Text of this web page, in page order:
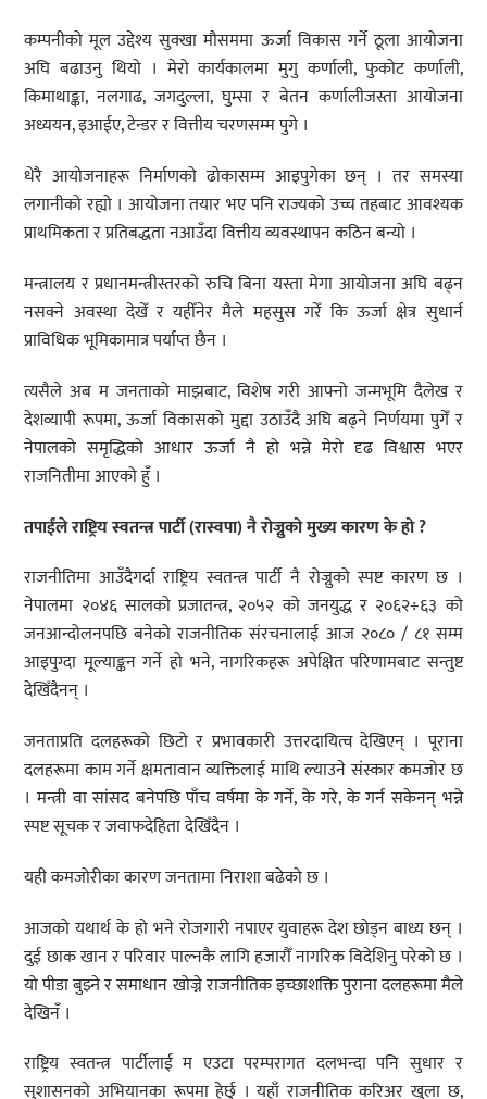
कम्पनीको मूल उद्देश्य सुक्खा मौसममा ऊर्जा विकास गर्ने ठूला आयोजना
अघि बढाउनु थियो । मेरो कार्यकालमा मुगु कर्णाली, फुकोट कर्णाली,
किमाथाङ्का, नलगाढ, जगदुल्ला, घुम्सा र बेतन कर्णालीजस्ता आयोजना
अध्ययन, इआईए, टेन्डर र वित्तीय चरणसम्म पुगे ।
धेरै आयोजनाहरू निर्माणको ढोकासम्म आइपुगेका छन् । तर समस्या
लगानीको रह्यो । आयोजना तयार भए पनि राज्यको उच्च तहबाट आवश्यक
प्राथमिकता र प्रतिबद्धता नआउँदा वित्तीय व्यवस्थापन कठिन बन्यो ।
मन्त्रालय र प्रधानमन्त्रीस्तरको रुचि बिना यस्ता मेगा आयोजना अघि बढ्न
नसक्ने अवस्था देखेँ र यहीँनेर मैले महसुस गरेँ कि ऊर्जा क्षेत्र सुधार्न
प्राविधिक भूमिकामात्र पर्याप्त छैन ।
त्यसैले अब म जनताको माझबाट, विशेष गरी आफ्नो जन्मभूमि दैलेख र
देशव्यापी रूपमा, ऊर्जा विकासको मुद्दा उठाउँदै अघि बढ्ने निर्णयमा पुगेँ र
नेपालको समृद्धिको आधार ऊर्जा नै हो भन्ने मेरो दृढ विश्वास भएर
राजनितीमा आएको हुँ ।
तपाईंले राष्ट्रिय स्वतन्त्र पार्टी (रास्वपा) नै रोज्नुको मुख्य कारण के हो ?
राजनीतिमा आउँदैगर्दा राष्ट्रिय स्वतन्त्र पार्टी नै रोज्नुको स्पष्ट कारण छ ।
नेपालमा २०४६ सालको प्रजातन्त्र, २०५२ को जनयुद्ध र २०६२÷६३ को
जनआन्दोलनपछि बनेको राजनीतिक संरचनालाई आज २०८० / ८१ सम्म
आइपुग्दा मूल्याङ्कन गर्ने हो भने, नागरिकहरू अपेक्षित परिणामबाट सन्तुष्ट
देखिँदैनन् ।
जनताप्रति दलहरूको छिटो र प्रभावकारी उत्तरदायित्व देखिएन् । पूराना
दलहरूमा काम गर्ने क्षमतावान व्यक्तिलाई माथि ल्याउने संस्कार कमजोर छ
। मन्त्री वा सांसद बनेपछि पाँच वर्षमा के गर्ने, के गरे, के गर्न सकेनन् भन्ने
स्पष्ट सूचक र जवाफदेहिता देखिँदैन ।
यही कमजोरीका कारण जनतामा निराशा बढेको छ ।
आजको यथार्थ के हो भने रोजगारी नपाएर युवाहरू देश छोड्न बाध्य छन् ।
दुई छाक खान र परिवार पाल्नकै लागि हजारौँ नागरिक विदेशिनु परेको छ ।
यो पीडा बुझ्ने र समाधान खोज्ने राजनीतिक इच्छाशक्ति पुराना दलहरूमा मैले
देखिनँ ।
राष्ट्रिय स्वतन्त्र पार्टीलाई म एउटा परम्परागत दलभन्दा पनि सुधार र
सुशासनको अभियानका रूपमा हेर्छु । यहाँ राजनीतिक करिअर खुला छ,